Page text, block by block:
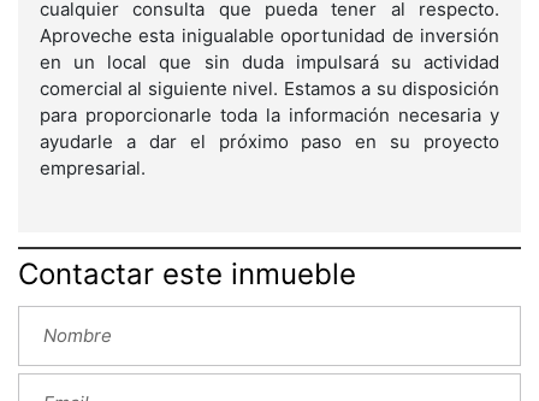
cualquier consulta que pueda tener al respecto.
Aproveche esta inigualable oportunidad de inversión
en un local que sin duda impulsará su actividad
comercial al siguiente nivel. Estamos a su disposición
para proporcionarle toda la información necesaria y
ayudarle a dar el próximo paso en su proyecto
empresarial.
Contactar este inmueble